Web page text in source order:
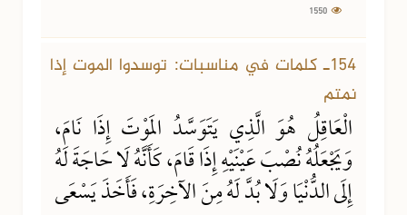
154ـ كلمات في مناسبات: توسدوا الموت إذا
نمتم
الْعَاقِلُ هُوَ الَّذِي يَتَوَسَّدُ المَوْتَ إِذَا نَامَ،
وَيَجْعَلُهُ نُصْبَ عَيْنَيْهِ إِذَا قَامَ، كَأَنَّهُ لَا حَاجَةَ لَهُ
إِلَى الدُّنْيَا وَلَا بُدَّ لَهُ مِنَ الآخِرَةِ، فَأَخَذَ يَسْعَى